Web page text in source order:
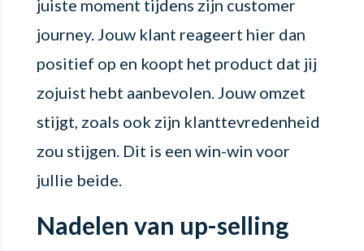
juiste moment tijdens zijn customer
journey. Jouw klant reageert hier dan
positief op en koopt het product dat jij
zojuist hebt aanbevolen. Jouw omzet
stijgt, zoals ook zijn klanttevredenheid
zou stijgen. Dit is een win-win voor
jullie beide.
Nadelen van up-selling